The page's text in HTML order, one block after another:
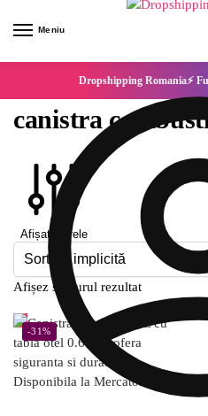
Meniu
Dropshipping Romania⚡
canistra
Afișați filtrele
Afișez singurul rezultat
-31%